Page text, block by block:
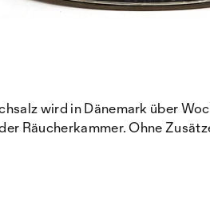
wird in Dänemark über
Räucherkammer. Ohne